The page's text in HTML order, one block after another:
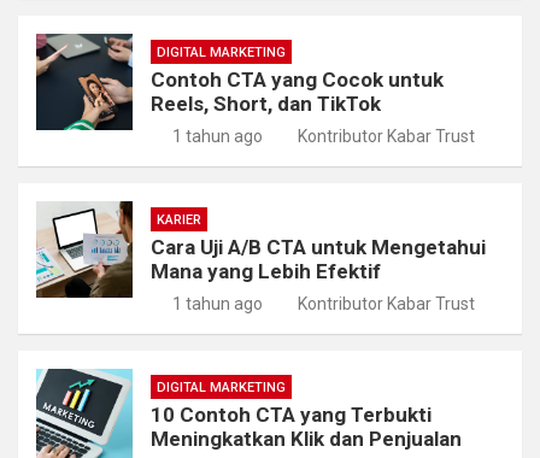
DIGITAL MARKETING
Contoh CTA yang Cocok untuk
Reels, Short, dan TikTok
1 tahun ago Kontributor Kabar Trust
KARIER
Cara Uji A/B CTA untuk Mengetahui
Mana yang Lebih Efektif
1 tahun ago Kontributor Kabar Trust
DIGITAL MARKETING
10 Contoh CTA yang Terbukti
Meningkatkan Klik dan Penjualan